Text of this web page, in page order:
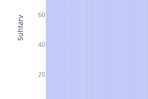
20
40
60
Suhtarv